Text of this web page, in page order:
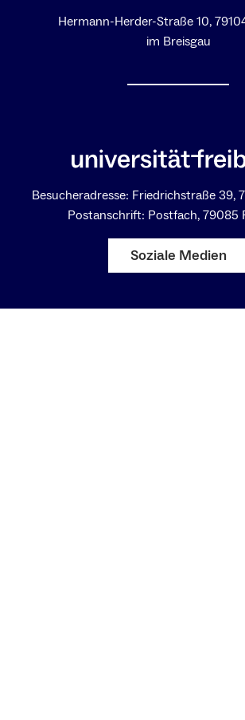
Hermann-Herder-Straße 10,
im Breisgau
Besucheradresse: Friedrichstraße 39,
Postanschrift: Postfach, 79085
Soziale Medien